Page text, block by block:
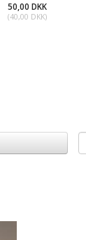
50,00 DKK
(40,00 DKK)